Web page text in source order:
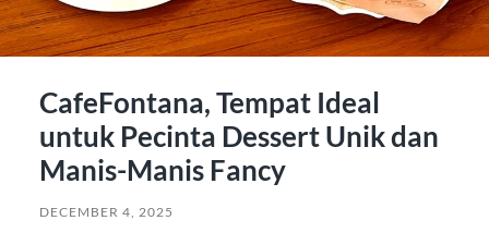
CafeFontana, Tempat Ideal
untuk Pecinta Dessert Unik dan
Manis-Manis Fancy
DECEMBER 4, 2025